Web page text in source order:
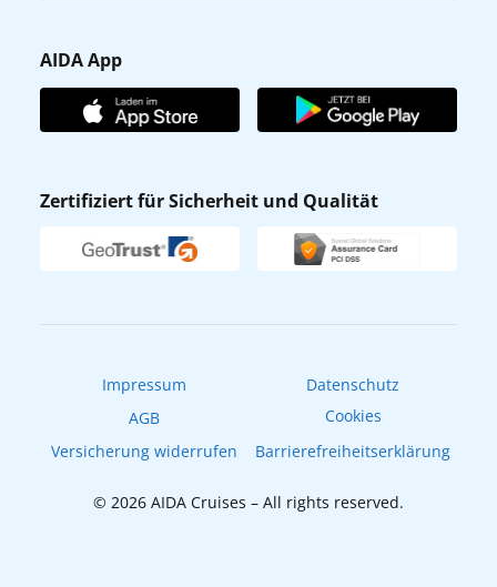
Affiliateprogramm
Verhaltens- & Ethikkodex
Newsletter
Gästefragebogen
AIDA Club
AIDA App
Zertifiziert für Sicherheit und Qualität
Impressum
Datenschutz
AGB
Cookies
Versicherung widerrufen
Barrierefreiheitserklärung
© 2026 AIDA Cruises – All rights reserved.